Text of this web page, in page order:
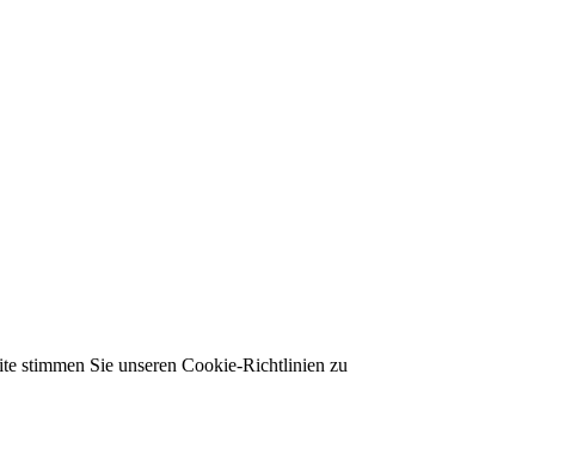
stimmen Sie unseren Cookie-Richtlinien zu